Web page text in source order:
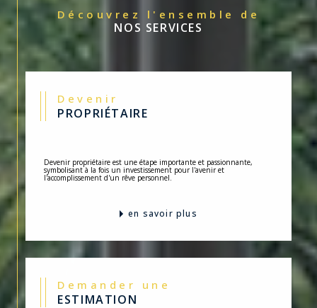
Découvrez l'ensemble de
NOS SERVICES
Devenir
PROPRIÉTAIRE
Devenir propriétaire est une étape importante et passionnante,
symbolisant à la fois un investissement pour l'avenir et
l'accomplissement d'un rêve personnel.
en savoir plus
Demander une
ESTIMATION